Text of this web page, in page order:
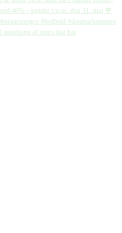
I anledning af mors dag har